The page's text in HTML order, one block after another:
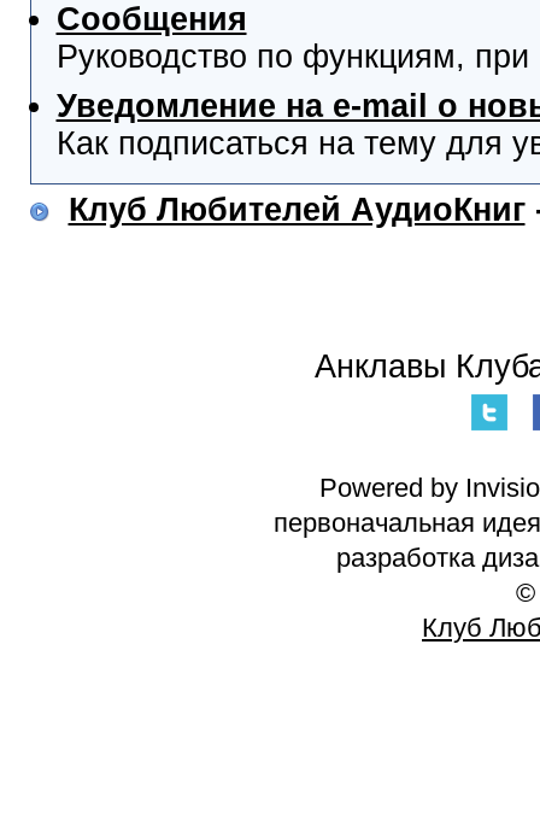
Сообщения
Руководство по функциям,
Уведомление на e-mail о
Как подписаться на тему для
Клуб Любителей АудиоКниг
Анклавы
Powered by
первоначальная
разработка
©
Клуб